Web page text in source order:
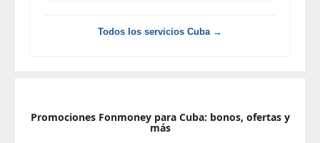
Todos los servicios Cuba →
Promociones Fonmoney para Cuba: bonos, ofertas y
más